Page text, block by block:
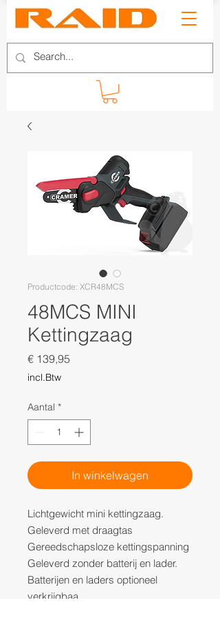
Productcode: XCR48MCS
48MCS MINI
Kettingzaag
€ 139,95
incl.Btw
Aantal *
In winkelwagen
Lichtgewicht mini kettingzaag.
Geleverd met draagtas
Gereedschapsloze kettingspanning
Geleverd zonder batterij en lader.
Batterijen en laders optioneel
verkrijgbaa